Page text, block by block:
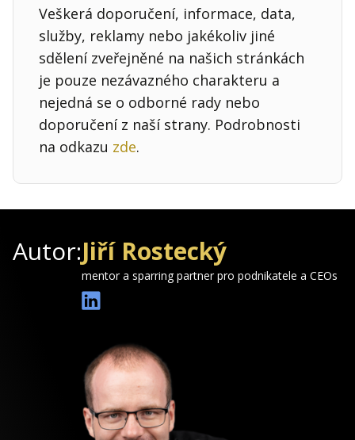
Veškerá doporučení, informace, data,
služby, reklamy nebo jakékoliv jiné
sdělení zveřejněné na našich stránkách
je pouze nezávazného charakteru a
nejedná se o odborné rady nebo
doporučení z naší strany. Podrobnosti
na odkazu zde.
Autor:Jiří Rostecký
mentor a sparring partner pro podnikatele a CEOs